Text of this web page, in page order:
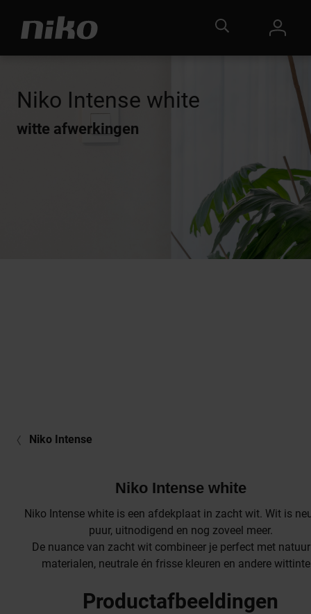
Niko Intense white
witte afwerkingen
Niko Intense
Niko Intense white
Niko Intense white is een afdekplaat in zacht wit. Wit is
puur, uitnodigend en nog zoveel meer.
De nuance van zacht wit combineer je perfect met
materialen, neutrale én frisse kleuren en andere
Productafbeeldingen